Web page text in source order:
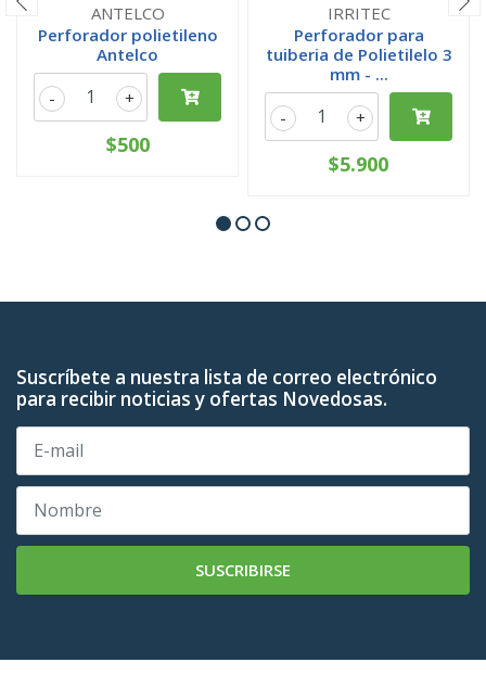
ANTELCO
Perforador polietileno
Antelco
+
-
$500
IRRITEC
Perforador para
tuiberia de Polietilelo 3
mm - ...
+
-
$5.900
Suscríbete a nuestra lista de correo electrónico
para recibir noticias y ofertas Novedosas.
SUSCRIBIRSE